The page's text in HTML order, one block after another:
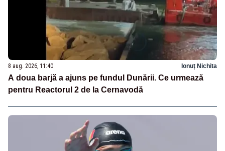
8 aug. 2026, 11:40 Ionuț Nichita
A doua barjă a ajuns pe fundul Dunării. Ce urmează
pentru Reactorul 2 de la Cernavodă